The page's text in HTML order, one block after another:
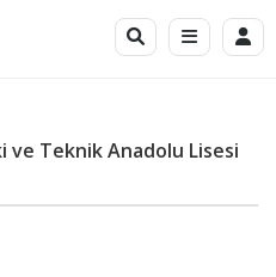
Teknik Anadolu Lisesi